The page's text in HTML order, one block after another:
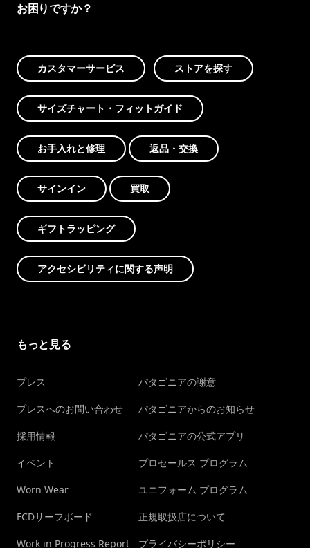
お困りですか？
カスタマーサービス ストアを探す
サイズチャート・フィットガイド
お手入れと修理 返品・交換
サインイン 買取
ギフトラッピング
アクセシビリティに関する声明
もっと見る
プレス
プレスへのお問い合わせ
採用情報
イベント
Worn Wear
FCDサーフボード
Work in Progress Report
パタゴニアの謝意
パタゴニアからのお知らせ
パタゴニアの公式アプリ
プロセールス プログラム
ユニフォーム プログラム
正規取扱店について
プライバシーポリシー